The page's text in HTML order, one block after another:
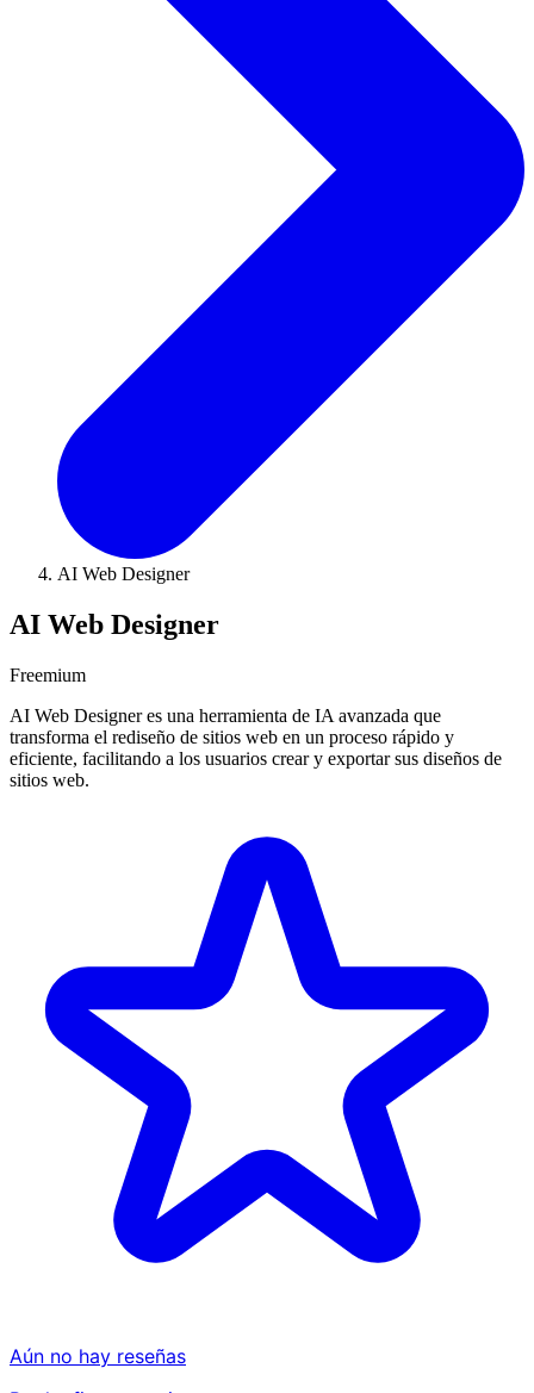
AI Web Designer
AI Web Designer
Freemium
AI Web Designer es una herramienta de IA avanzada que
transforma el rediseño de sitios web en un proceso rápido y
eficiente, facilitando a los usuarios crear y exportar sus diseños de
sitios web.
Aún no hay reseñas